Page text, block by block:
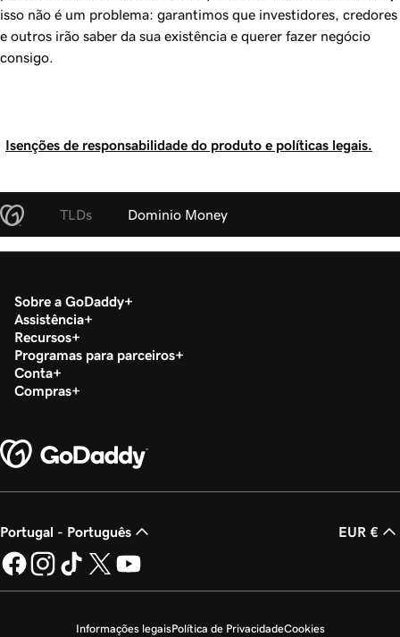
isso não é um problema: garantimos que investidores, credores
e outros irão saber da sua existência e querer fazer negócio
consigo.
Isenções de responsabilidade do produto e políticas legais.
TLDs Dominio Money
Sobre a GoDaddy
Assistência
Recursos
Programas para parceiros
Conta
Compras
Portugal - Português EUR €
Informações legaisPolítica de PrivacidadeCookies